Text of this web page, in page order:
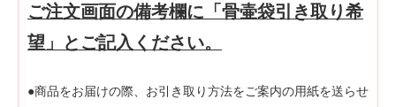
ご注文画面の備考欄に「骨壷袋引き取り希
望」とご記入ください。
●商品をお届けの際、お引き取り方法をご案内の用紙を送らせ